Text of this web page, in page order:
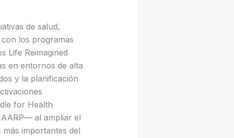
de salud,
los programas
Life Reimagined
en entornos de alta
y la planificación
for Health
al ampliar el
importantes del